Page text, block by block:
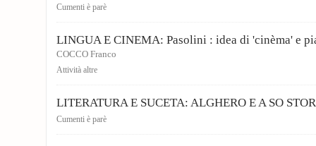
Cumenti è parè
LINGUA E CINEMA: Pasolini : idea di 'cinèma' e
COCCO Franco
Attività altre
LITERATURA E SUCETA: ALGHERO E A SO
Cumenti è parè